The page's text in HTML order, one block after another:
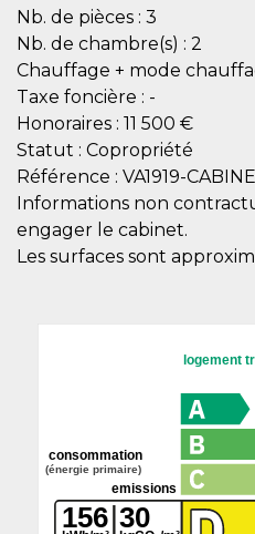
Nb. de pièces : 3
Nb. de chambre(s) : 2
Chauffage + mode
Taxe foncière : -
Honoraires : 11 500 €
Statut : Copropriété
Référence : VA1919-
Informations non
engager le cabinet.
Les surfaces sont
logement
156
consommation
(énergie primaire)
30
emissions